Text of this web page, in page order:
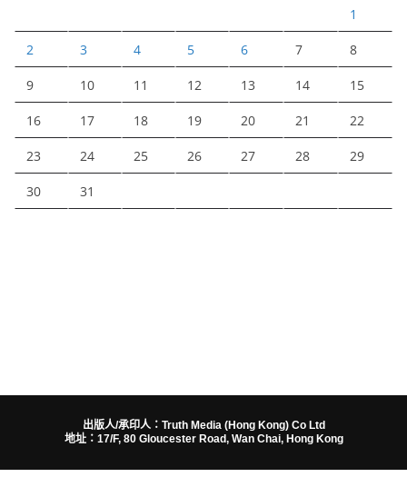
1
2 3 4 5 6 7 8
9 10 11 12 13 14 15
16 17 18 19 20 21 22
23 24 25 26 27 28 29
30 31
出版人/承印人：Truth Media (Hong Kong) Co Ltd
地址：17/F, 80 Gloucester Road, Wan Chai, Hong Kong